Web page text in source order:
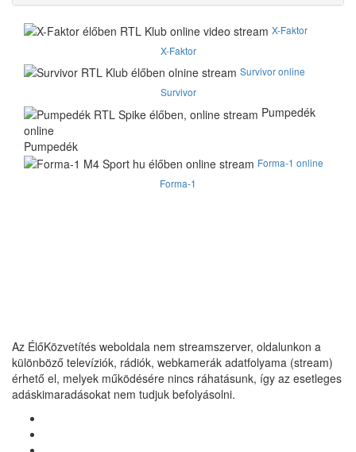
X-Faktor
X-Faktor
Survivor online
Survivor
Pumpedék
online
Pumpedék
Forma-1 online
Forma-1
Az ÉlőKözvetítés weboldala nem streamszerver, oldalunkon a
különböző televíziók, rádiók, webkamerák adatfolyama (stream)
érhető el, melyek működésére nincs ráhatásunk, így az esetleges
adáskimaradásokat nem tudjuk befolyásolni.